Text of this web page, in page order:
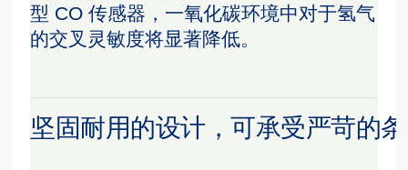
型 CO 传感器，一氧化碳环境中对于氢气
的交叉灵敏度将显著降低。
坚固耐用的设计，可承受严苛的